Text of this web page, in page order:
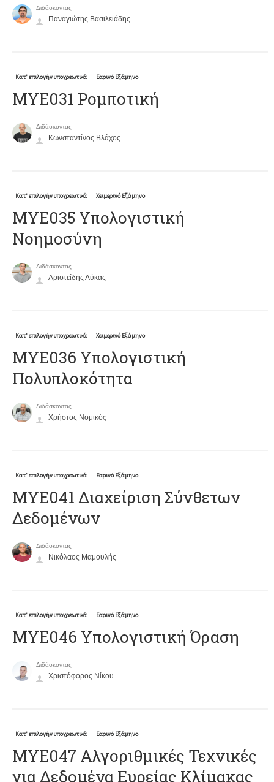
Διδάσκοντας
Παναγιώτης Βασιλειάδης
Κατ' επιλογήν υποχρεωτικά Εαρινό Εξάμηνο
ΜΥΕ031 Ρομποτική
Διδάσκοντας
Κωνσταντίνος Βλάχος
Κατ' επιλογήν υποχρεωτικά Χειμερινό Εξάμηνο
ΜΥΕ035 Υπολογιστική
Νοημοσύνη
Διδάσκοντας
Αριστείδης Λύκας
Κατ' επιλογήν υποχρεωτικά Χειμερινό Εξάμηνο
ΜΥΕ036 Υπολογιστική
Πολυπλοκότητα
Διδάσκοντας
Χρήστος Νομικός
Κατ' επιλογήν υποχρεωτικά Εαρινό Εξάμηνο
ΜΥΕ041 Διαχείριση Σύνθετων
Δεδομένων
Διδάσκοντας
Νικόλαος Μαμουλής
Κατ' επιλογήν υποχρεωτικά Εαρινό Εξάμηνο
ΜΥΕ046 Υπολογιστική Όραση
Διδάσκοντας
Χριστόφορος Νίκου
Κατ' επιλογήν υποχρεωτικά Εαρινό Εξάμηνο
ΜΥΕ047 Αλγοριθμικές Τεχνικές
για Δεδομένα Ευρείας Κλίμακας